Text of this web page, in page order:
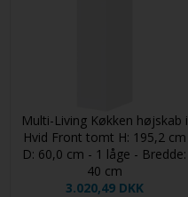
Multi-Living Køkken højskab i
Hvid Front tomt H: 195,2 cm
D: 60,0 cm - 1 låge - Bredde:
40 cm
3.020,49 DKK